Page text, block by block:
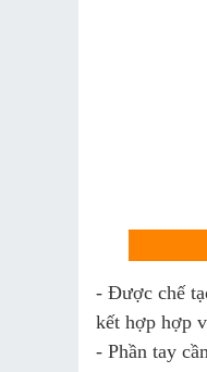
- Được chế
kết hợp hợp
- Phần tay